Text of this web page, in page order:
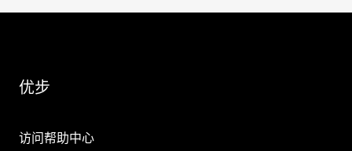
优步
访问帮助中心